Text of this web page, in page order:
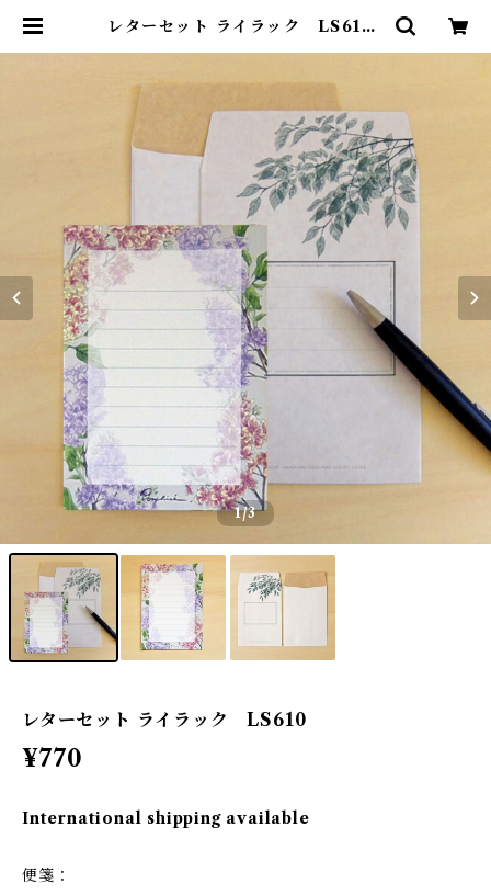
レターセット ライラック LS610 |
1/3
レターセット ライラック LS610
¥770
International shipping available
便箋：